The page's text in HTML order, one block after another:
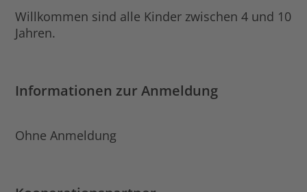
Willkommen sind alle Kinder zwischen 4 und 10
Jahren.
Informationen zur Anmeldung
Ohne Anmeldung